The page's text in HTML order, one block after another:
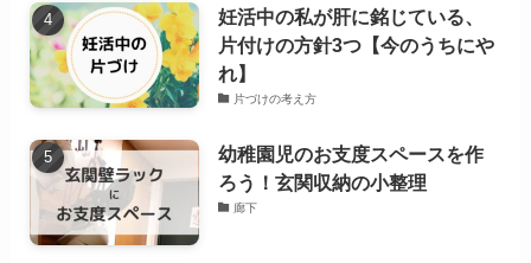
妊活中の私が肝に銘じている、
片付けの方針3つ【今のうちにや
れ】
片づけの考え方
幼稚園児のお支度スペースを作
ろう！玄関収納の小整理
廊下